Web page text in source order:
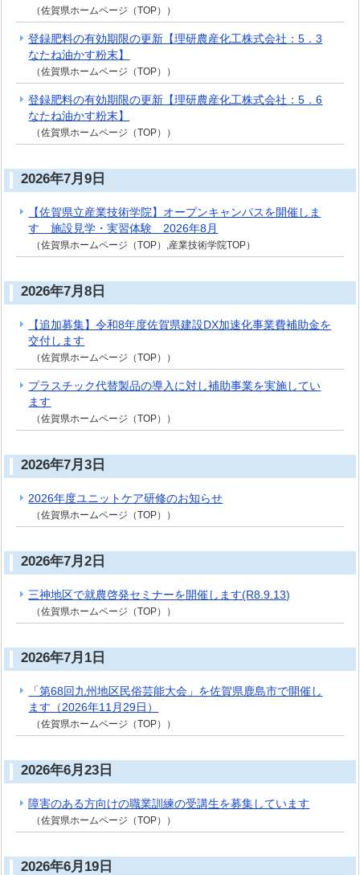
（佐賀県ホームページ（TOP））
登録肥料の有効期限の更新【理研農産化工株式会社：5．3
なたね油かす粉末】
（佐賀県ホームページ（TOP））
登録肥料の有効期限の更新【理研農産化工株式会社：5．6
なたね油かす粉末】
（佐賀県ホームページ（TOP））
2026年7月9日
【佐賀県立産業技術学院】オープンキャンパスを開催しま
す 施設見学・実習体験 2026年8月
（佐賀県ホームページ（TOP）,産業技術学院TOP）
2026年7月8日
【追加募集】令和8年度佐賀県建設DX加速化事業費補助金を
交付します
（佐賀県ホームページ（TOP））
プラスチック代替製品の導入に対し補助事業を実施してい
ます
（佐賀県ホームページ（TOP））
2026年7月3日
2026年度ユニットケア研修のお知らせ
（佐賀県ホームページ（TOP））
2026年7月2日
三神地区で就農啓発セミナーを開催します(R8.9.13)
（佐賀県ホームページ（TOP））
2026年7月1日
「第68回九州地区民俗芸能大会」を佐賀県鹿島市で開催し
ます（2026年11月29日）
（佐賀県ホームページ（TOP））
2026年6月23日
障害のある方向けの職業訓練の受講生を募集しています
（佐賀県ホームページ（TOP））
2026年6月19日